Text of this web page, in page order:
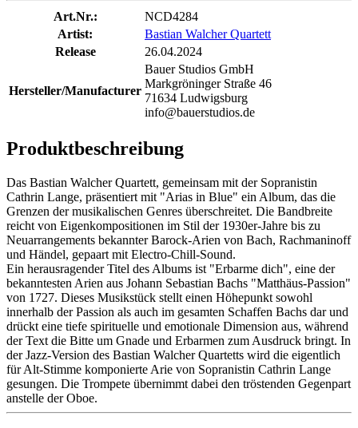
Art.Nr.:
NCD4284
Artist:
Bastian Walcher Quartett
Release
26.04.2024
Hersteller/Manufacturer
Bauer Studios GmbH
Markgröninger Straße 46
71634 Ludwigsburg
info@bauerstudios.de
Produktbeschreibung
Das Bastian Walcher Quartett, gemeinsam mit der Sopranistin
Cathrin Lange, präsentiert mit "Arias in Blue" ein Album, das die
Grenzen der musikalischen Genres überschreitet. Die Bandbreite
reicht von Eigenkompositionen im Stil der 1930er-Jahre bis zu
Neuarrangements bekannter Barock-Arien von Bach, Rachmaninoff
und Händel, gepaart mit Electro-Chill-Sound.
Ein herausragender Titel des Albums ist "Erbarme dich", eine der
bekanntesten Arien aus Johann Sebastian Bachs "Matthäus-Passion"
von 1727. Dieses Musikstück stellt einen Höhepunkt sowohl
innerhalb der Passion als auch im gesamten Schaffen Bachs dar und
drückt eine tiefe spirituelle und emotionale Dimension aus, während
der Text die Bitte um Gnade und Erbarmen zum Ausdruck bringt. In
der Jazz-Version des Bastian Walcher Quartetts wird die eigentlich
für Alt-Stimme komponierte Arie von Sopranistin Cathrin Lange
gesungen. Die Trompete übernimmt dabei den tröstenden Gegenpart
anstelle der Oboe.